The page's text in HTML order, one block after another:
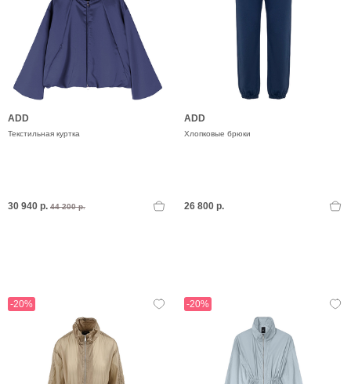
ADD
Текстильная куртка
30 940 р. 44 200 р.
ADD
Хлопковые брюки
26 800 р.
-20% -20%